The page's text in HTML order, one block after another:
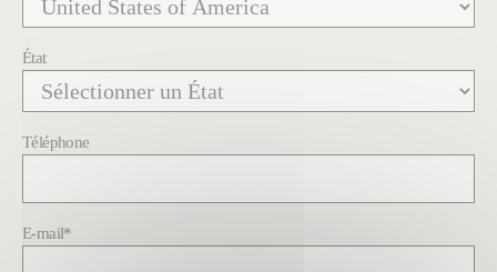
État
Téléphone
E-mail*